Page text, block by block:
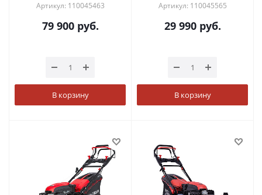
Артикул: 110045463
79 900руб.
В корзину
Артикул: 110045565
29 990руб.
В корзину